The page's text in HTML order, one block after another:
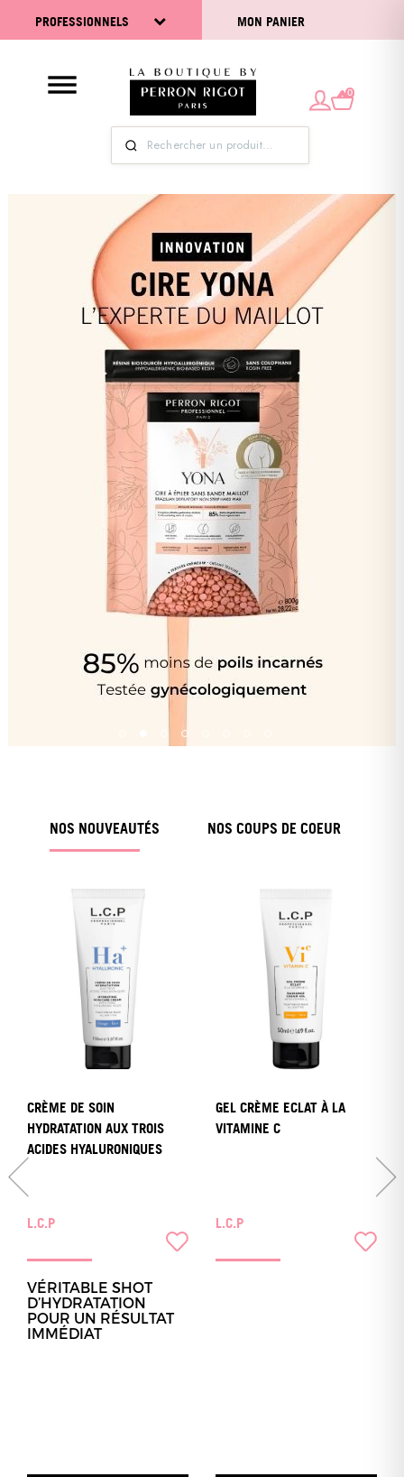
PROFESSIONNELS MON PANIER
0
NOS NOUVEAUTÉS NOS COUPS DE COEUR
CRÈME DE SOIN
HYDRATATION AUX TROIS
ACIDES HYALURONIQUES
L.C.P
VÉRITABLE SHOT
D’HYDRATATION
POUR UN RÉSULTAT
IMMÉDIAT
GEL CRÈME ECLAT À LA
VITAMINE C
L.C.P